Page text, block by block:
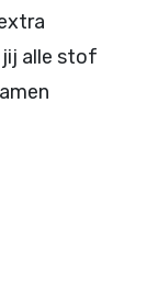
jij alle stof